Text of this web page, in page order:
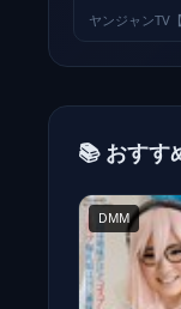
ヤンジャンTV
📚 おすす
DMM